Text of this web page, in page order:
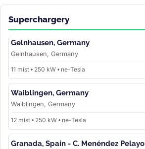
Superchargery
Gelnhausen, Germany
Gelnhausen, Germany
11 míst • 250 kW • ne-Tesla
Waiblingen, Germany
Waiblingen, Germany
12 míst • 250 kW • ne-Tesla
Granada, Spain - C. Menéndez Pelayo